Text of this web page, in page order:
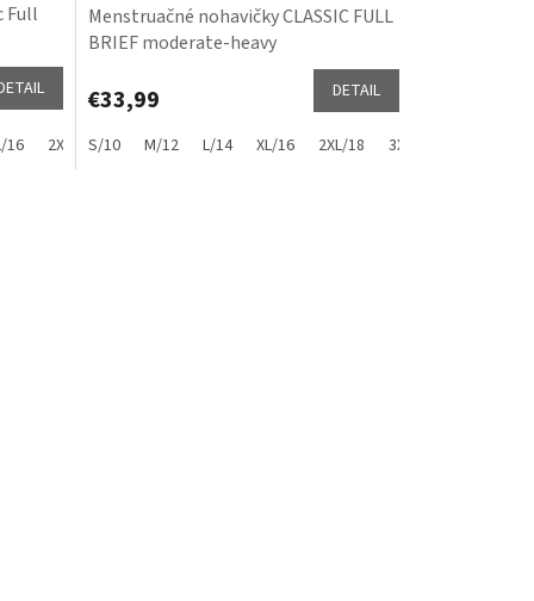
Full
16 2XL/18 3XL/20 4XL/22 5XL/24
Menstruačné nohavičky CLASSIC FULL
BRIEF moderate-heavy
€33,99 DETAIL
S/10 M/12 L/14 XL/16 2XL/18 3XL/20